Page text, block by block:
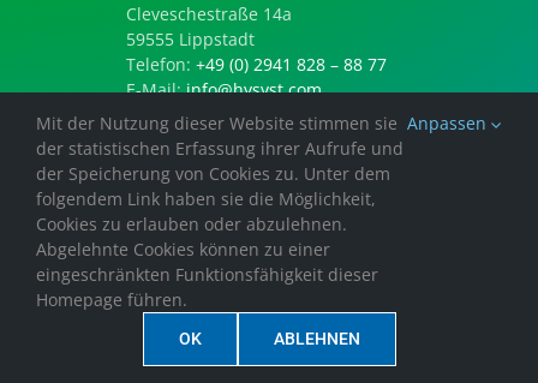
Cleveschestraße 14a
59555 Lippstadt
Telefon: +49 (0) 2941 828 – 88 77
E-Mail:info@hysyst.com
Zertifizierung nach DIN EN ISO
9001:2015
Gültig vom
01.03.2025 – 28.02.2028
Zertifizierung ansehen
Mit der Nutzung dieser Website stimmen sie
der statistischen Erfassung ihrer Aufrufe und
der Speicherung von Cookies zu. Unter dem
folgendem Link haben sie die Möglichkeit,
Cookies zu erlauben oder abzulehnen.
Abgelehnte Cookies können zu einer
eingeschränkten Funktionsfähigkeit dieser
Homepage führen.
Anpassen
OK ABLEHNEN